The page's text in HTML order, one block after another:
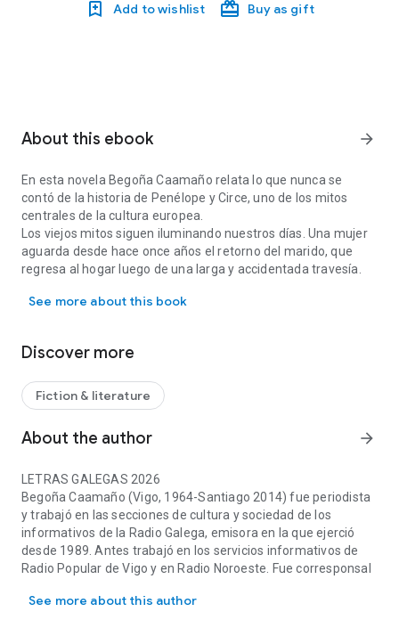
Add to wishlist Buy as gift
About this ebook arrow_forward
En esta novela Begoña Caamaño relata lo que nunca se
contó de la historia de Penélope y Circe, uno de los mitos
centrales de la cultura europea.
Los viejos mitos siguen iluminando nuestros días. Una mujer
aguarda desde hace once años el retorno del marido, que
regresa al hogar luego de una larga y accidentada travesía.
carta de una desconocida que le informa de que el hombre
relación epistolar entre ambas, que acabará uniendo su
See more about this book
Discover more
Fiction & literature
About the author arrow_forward
LETRAS GALEGAS 2026
Begoña Caamaño (Vigo, 1964-Santiago 2014) fue periodista
y trabajó en las secciones de cultura y sociedad de los
informativos de la Radio Galega, emisora en la que ejerció
desde 1989. Antes trabajó en los servicios informativos de
Radio Popular de Vigo y en Radio Noroeste. Fue corresponsal
periódico madrileñoEl Sol. Colaboró en
See more about this author